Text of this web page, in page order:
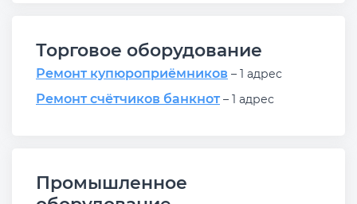
Торговое оборудование
Ремонт купюроприёмников – 1 адрес
Ремонт счётчиков банкнот – 1 адрес
Промышленное